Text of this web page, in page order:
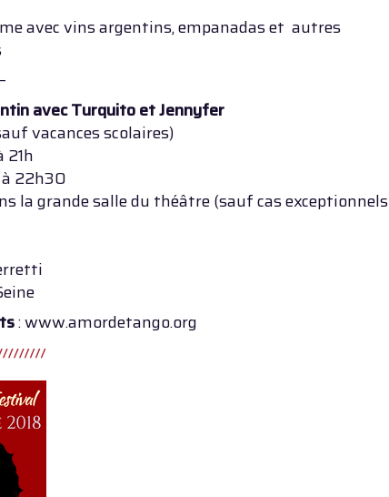
avec vins argentins, empanadas et autres
avec Turquito et Jennyfer
vacances scolaires)
21h
22h30
la grande salle du théâtre (sauf cas exceptionnels
: www.amordetango.org